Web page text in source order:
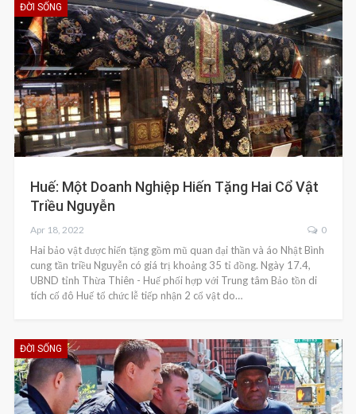
ĐỜI SỐNG
Huế: Một Doanh Nghiệp Hiến Tặng Hai Cổ Vật
Triều Nguyễn
Apr 18, 2022 0
Hai bảo vật được hiến tặng gồm mũ quan đại thần và áo Nhật Bình
cung tần triều Nguyễn có giá trị khoảng 35 tỉ đồng. Ngày 17.4,
UBND tỉnh Thừa Thiên - Huế phối hợp với Trung tâm Bảo tồn di
tích cố đô Huế tổ chức lễ tiếp nhận 2 cổ vật do…
ĐỜI SỐNG